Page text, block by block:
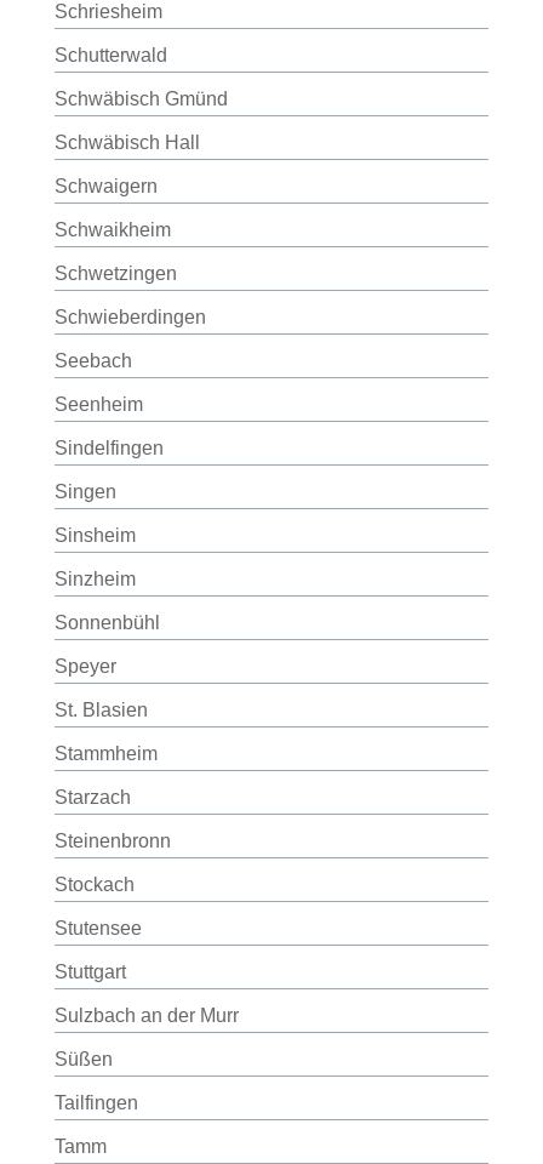
Schriesheim
Schutterwald
Schwäbisch Gmünd
Schwäbisch Hall
Schwaigern
Schwaikheim
Schwetzingen
Schwieberdingen
Seebach
Seenheim
Sindelfingen
Singen
Sinsheim
Sinzheim
Sonnenbühl
Speyer
St. Blasien
Stammheim
Starzach
Steinenbronn
Stockach
Stutensee
Stuttgart
Sulzbach an der Murr
Süßen
Tailfingen
Tamm